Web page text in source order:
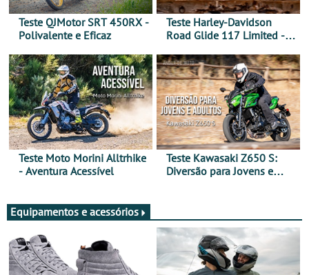
Teste QJMotor SRT 450RX -
Polivalente e Eficaz
Teste Harley-Davidson
Road Glide 117 Limited - A
Teste Moto Morini Alltrhike
- Aventura Acessível
Teste Kawasaki Z650 S:
Diversão para Jovens e
Equipamentos e acessórios